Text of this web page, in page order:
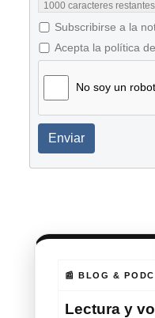
1000 caracteres restantes
Subscribirse a la
Acepta la política
No soy un robot
Enviar
📰 BLOG &
Lectura y